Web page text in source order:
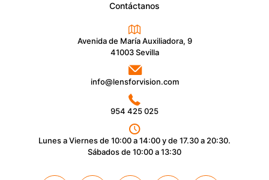
Contáctanos
Avenida de María Auxiliadora, 9
41003 Sevilla
info@lensforvision.com
954 425 025
Lunes a Viernes de 10:00 a 14:00 y de 17.30 a 20:30.
Sábados de 10:00 a 13:30